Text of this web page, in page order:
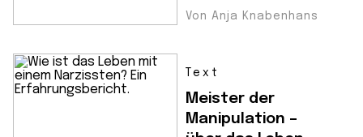
Von Anja Knabenhans
Text
Meister der
Manipulation –